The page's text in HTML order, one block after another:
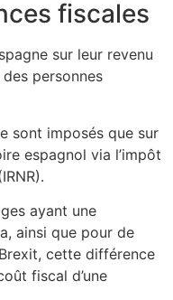
fiscales
sur leur revenu
personnes
sont imposés que sur
espagnol via l’impôt
ayant une
ainsi que pour de
cette différence
fiscal d’une